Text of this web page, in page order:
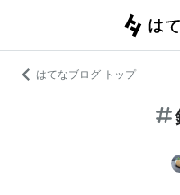
はてなブログ トップ